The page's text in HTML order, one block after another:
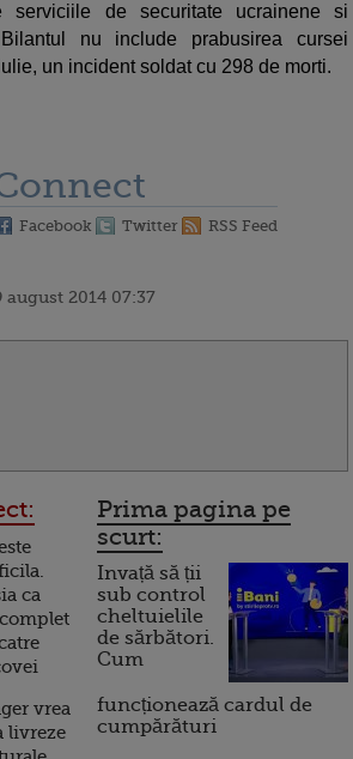
serviciile de securitate ucrainene si
nu include prabusirea cursei
un incident soldat cu 298 de morti.
Facebook Twitter RSS Feed
august 2014 07:37
ca
vrea
livreze
Prima pagina pe
scurt:
Invață să ții
sub control
cheltuielile
de sărbători.
Cum
funcționează cardul de
cumpărături